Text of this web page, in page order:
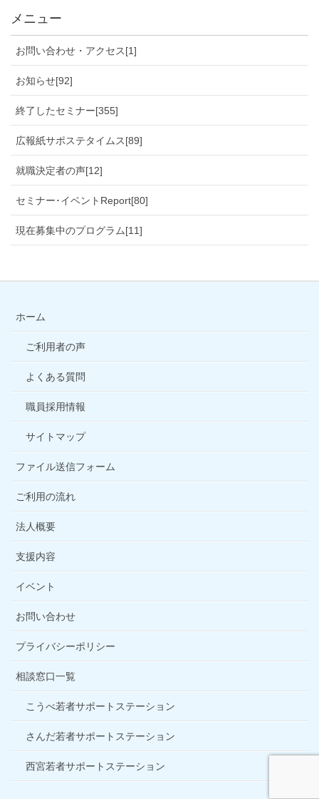
メニュー
お問い合わせ・アクセス[1]
お知らせ[92]
終了したセミナー[355]
広報紙サポステタイムス[89]
就職決定者の声[12]
セミナー･イベントReport[80]
現在募集中のプログラム[11]
ホーム
ご利用者の声
よくある質問
職員採用情報
サイトマップ
ファイル送信フォーム
ご利用の流れ
法人概要
支援内容
イベント
お問い合わせ
プライバシーポリシー
相談窓口一覧
こうべ若者サポートステーション
さんだ若者サポートステーション
西宮若者サポートステーション